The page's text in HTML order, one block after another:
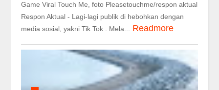
Game Viral Touch Me, foto Pleasetouchme/respon aktual
Respon Aktual - Lagi-lagi publik di hebohkan dengan
media sosial, yakni Tik Tok . Mela...
Readmore